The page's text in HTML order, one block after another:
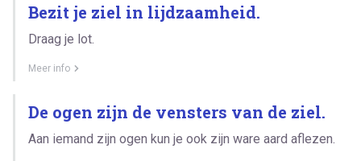
Bezit je ziel in lijdzaamheid.
Draag je lot.
Meer info
De ogen zijn de vensters van de ziel.
Aan iemand zijn ogen kun je ook zijn ware aard aflezen.